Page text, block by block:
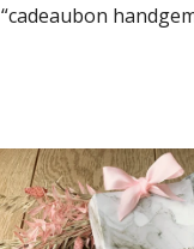
“cadeaubon